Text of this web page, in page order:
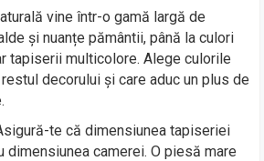
vine într-o gamă largă de
și nuanțe pământii, până la culori
tapiserii multicolore. Alege culorile
decorului și care aduc un plus de
te că dimensiunea tapiseriei
dimensiunea camerei. O piesă mare